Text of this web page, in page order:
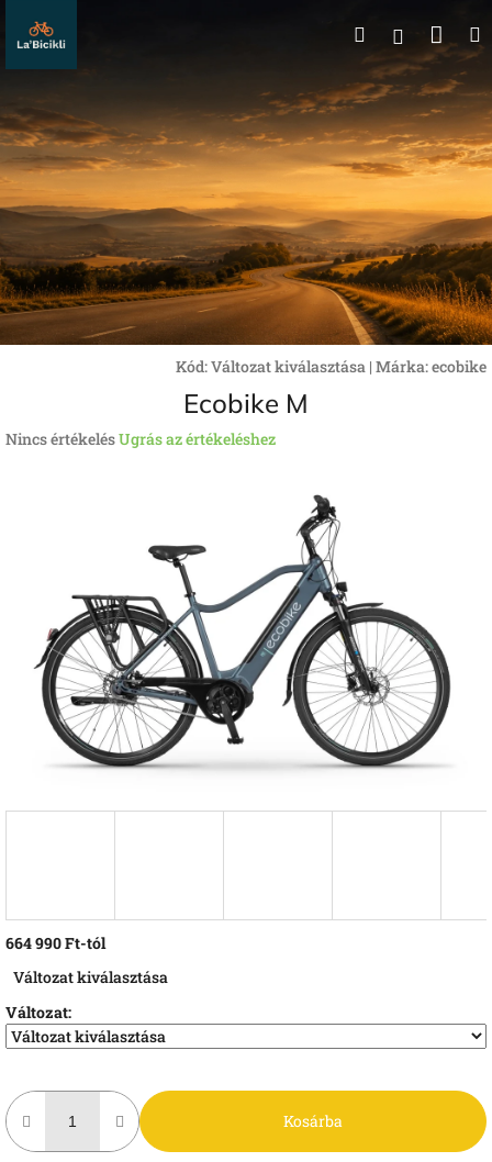
tartalomhoz
Keresés
Kód:Változat kiválasztása | Márka:ecobike
Ecobike M
A
Nincs értékelésUgrás az értékeléshez
664 990 Ft-tól
Változat kiválasztása
Változat:
Kosárba